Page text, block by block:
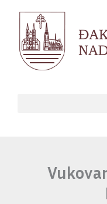
content